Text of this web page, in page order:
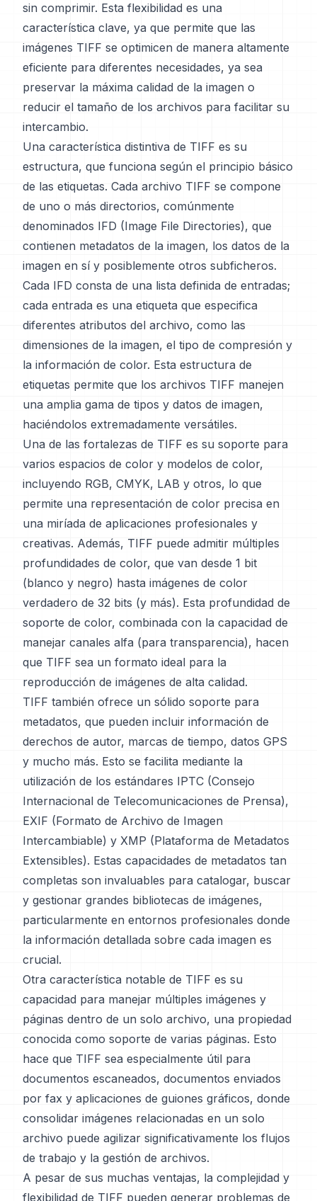
sin comprimir. Esta flexibilidad es una
característica clave, ya que permite que las
imágenes TIFF se optimicen de manera altamente
eficiente para diferentes necesidades, ya sea
preservar la máxima calidad de la imagen o
reducir el tamaño de los archivos para facilitar su
intercambio.
Una característica distintiva de TIFF es su
estructura, que funciona según el principio básico
de las etiquetas. Cada archivo TIFF se compone
de uno o más directorios, comúnmente
denominados IFD (Image File Directories), que
contienen metadatos de la imagen, los datos de la
imagen en sí y posiblemente otros subficheros.
Cada IFD consta de una lista definida de entradas;
cada entrada es una etiqueta que especifica
diferentes atributos del archivo, como las
dimensiones de la imagen, el tipo de compresión y
la información de color. Esta estructura de
etiquetas permite que los archivos TIFF manejen
una amplia gama de tipos y datos de imagen,
haciéndolos extremadamente versátiles.
Una de las fortalezas de TIFF es su soporte para
varios espacios de color y modelos de color,
incluyendo RGB, CMYK, LAB y otros, lo que
permite una representación de color precisa en
una miríada de aplicaciones profesionales y
creativas. Además, TIFF puede admitir múltiples
profundidades de color, que van desde 1 bit
(blanco y negro) hasta imágenes de color
verdadero de 32 bits (y más). Esta profundidad de
soporte de color, combinada con la capacidad de
manejar canales alfa (para transparencia), hacen
que TIFF sea un formato ideal para la
reproducción de imágenes de alta calidad.
TIFF también ofrece un sólido soporte para
metadatos, que pueden incluir información de
derechos de autor, marcas de tiempo, datos GPS
y mucho más. Esto se facilita mediante la
utilización de los estándares IPTC (Consejo
Internacional de Telecomunicaciones de Prensa),
EXIF (Formato de Archivo de Imagen
Intercambiable) y XMP (Plataforma de Metadatos
Extensibles). Estas capacidades de metadatos tan
completas son invaluables para catalogar, buscar
y gestionar grandes bibliotecas de imágenes,
particularmente en entornos profesionales donde
la información detallada sobre cada imagen es
crucial.
Otra característica notable de TIFF es su
capacidad para manejar múltiples imágenes y
páginas dentro de un solo archivo, una propiedad
conocida como soporte de varias páginas. Esto
hace que TIFF sea especialmente útil para
documentos escaneados, documentos enviados
por fax y aplicaciones de guiones gráficos, donde
consolidar imágenes relacionadas en un solo
archivo puede agilizar significativamente los flujos
de trabajo y la gestión de archivos.
A pesar de sus muchas ventajas, la complejidad y
flexibilidad de TIFF pueden generar problemas de